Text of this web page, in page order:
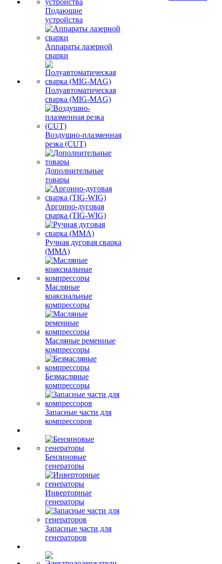
Подающие
устройства
Аппараты лазерной
сварки
Полуавтоматическая
сварка (MIG-MAG)
Воздушно-плазменная
резка (CUT)
Дополнительные
товары
Аргонно-дуговая
сварка (TIG-WIG)
Ручная дуговая сварка
(MMA)
Масляные
коаксиальные
компрессоры
Масляные ременные
компрессоры
Безмасляные
компрессоры
Запасные части для
компрессоров
Бензиновые
генераторы
Инверторные
генераторы
Запасные части для
генераторов